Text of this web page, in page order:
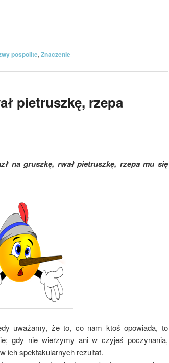
pospolite, Znaczenie
pietruszkę, rzepa
na gruszkę, rwał pietruszkę, rzepa mu się
uważamy, że to, co nam ktoś opowiada, to
gdy nie wierzymy ani w czyjeś poczynania,
ich spektakularnych rezultat.